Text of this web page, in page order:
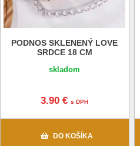
PODNOS SKLENENÝ LOVE
SRDCE 18 CM
skladom
3.90 €s DPH
DO KOŠÍKA